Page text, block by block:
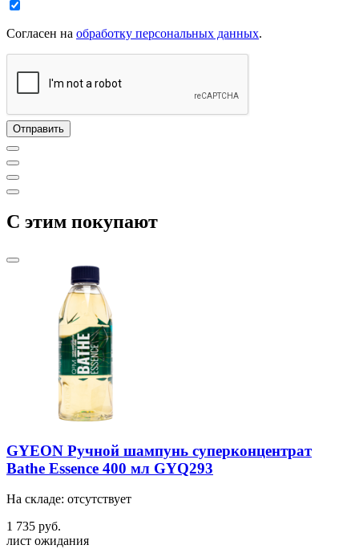
Согласен на обработку персональных данных.
C этим покупают
GYEON Ручной шампунь суперконцентрат
Bathe Essence 400 мл GYQ293
На складе: отсутствует
1 735 руб.
лист ожидания